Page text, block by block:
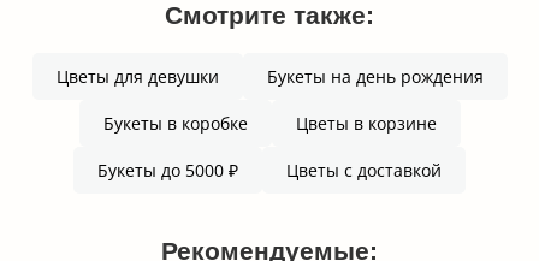
Смотрите также:
Цветы для девушки Букеты на день рождения
Букеты в коробке Цветы в корзине
Букеты до 5000 ₽ Цветы с доставкой
Рекомендуемые: